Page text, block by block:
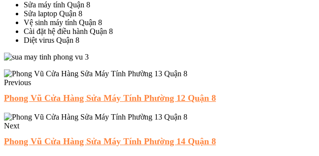
Sửa máy tính Quận 8
Sửa laptop Quận 8
Vệ sinh máy tính Quận 8
Cài đặt hệ điều hành Quận 8
Diệt virus Quận 8
Previous
Phong Vũ Cửa Hàng Sửa Máy Tính Phường 12 Quận 8
Next
Phong Vũ Cửa Hàng Sửa Máy Tính Phường 14 Quận 8